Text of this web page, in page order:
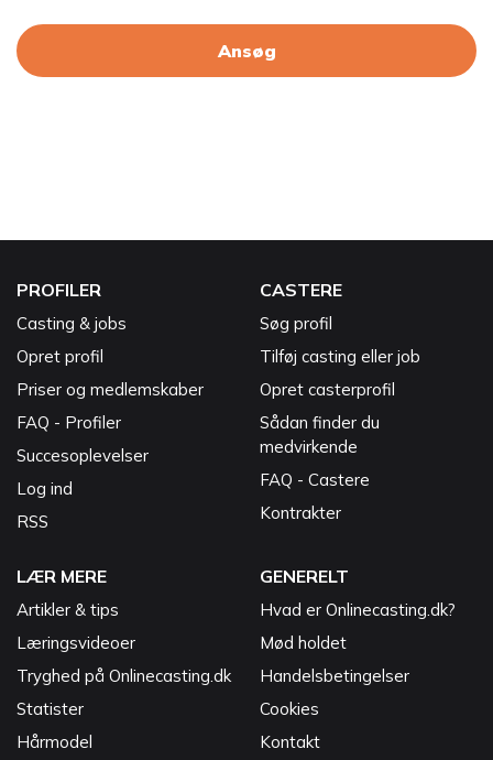
Ansøg
PROFILER
Casting & jobs
Opret profil
Priser og medlemskaber
FAQ - Profiler
Succesoplevelser
Log ind
RSS
CASTERE
Søg profil
Tilføj casting eller job
Opret casterprofil
Sådan finder du
medvirkende
FAQ - Castere
Kontrakter
LÆR MERE
Artikler & tips
Læringsvideoer
Tryghed på Onlinecasting.dk
Statister
Hårmodel
GENERELT
Hvad er Onlinecasting.dk?
Mød holdet
Handelsbetingelser
Cookies
Kontakt